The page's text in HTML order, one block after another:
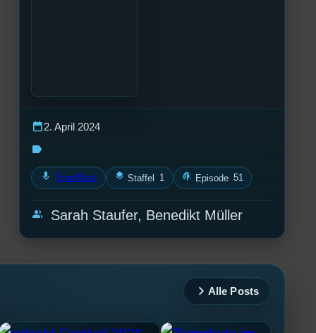
calendar_today2. April 2024
label
mic TimeWarp layers Staffel 1 podcasts Episode 51
group Sarah Staufer, Benedikt Müller
Alle Posts